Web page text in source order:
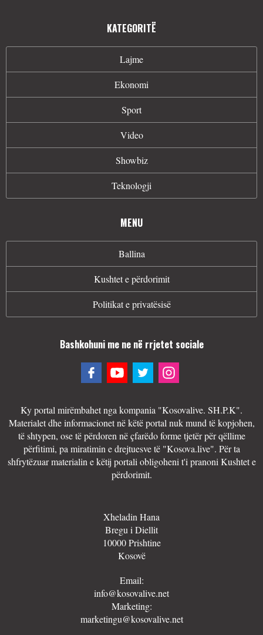
KATEGORITË
Lajme
Ekonomi
Sport
Video
Showbiz
Teknologji
MENU
Ballina
Kushtet e përdorimit
Politikat e privatësisë
Bashkohuni me ne në rrjetet sociale
Ky portal mirëmbahet nga kompania "Kosovalive. SH.P.K".
Materialet dhe informacionet në këtë portal nuk mund të kopjohen,
të shtypen, ose të përdoren në çfarëdo forme tjetër për qëllime
përfitimi, pa miratimin e drejtuesve të "Kosova.live". Për ta
shfrytëzuar materialin e këtij portali obligoheni t'i pranoni Kushtet e
përdorimit.
Xheladin Hana
Bregu i Diellit
10000 Prishtine
Kosovë
Email:
info@kosovalive.net
Marketing:
marketingu@kosovalive.net